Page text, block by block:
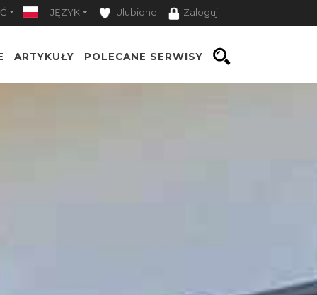
JĘZYK Ulubione Zaloguj
ARTYKUŁY POLECANE SERWISY